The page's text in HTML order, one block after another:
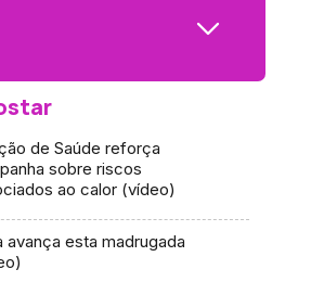
de Saúde reforça
sobre riscos
ao calor (vídeo)
avança esta madrugada